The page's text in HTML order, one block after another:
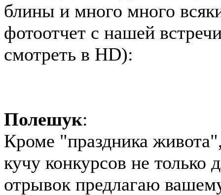
блины и много много
фотоотчет с нашей
смотреть в HD):
Полешук:
Кроме "праздника
кучу конкурсов не только
отрывок предлагаю